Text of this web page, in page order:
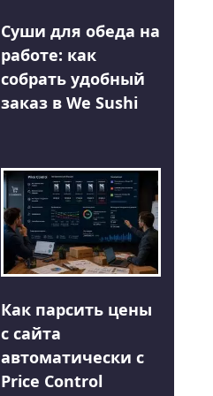
Суши для обеда на
работе: как
собрать удобный
заказ в We Sushi
Как парсить цены
с сайта
автоматически с
Price Control